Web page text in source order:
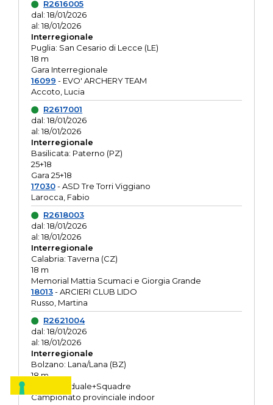
R2616005
dal: 18/01/2026
al: 18/01/2026
Interregionale
Puglia: San Cesario di Lecce (LE)
18 m
Gara Interregionale
16099 - EVO' ARCHERY TEAM
Accoto, Lucia
R2617001
dal: 18/01/2026
al: 18/01/2026
Interregionale
Basilicata: Paterno (PZ)
25+18
Gara 25+18
17030- ASD Tre Torri Viggiano
Larocca, Fabio
R2618003
dal: 18/01/2026
al: 18/01/2026
Interregionale
Calabria: Taverna (CZ)
18 m
Memorial Mattia Scumaci e Giorgia Grande
18013- ARCIERI CLUB LIDO
Russo, Martina
R2621004
dal: 18/01/2026
al: 18/01/2026
Interregionale
Bolzano: Lana/Lana (BZ)
18 m
O.R. Individuale+Squadre
Campionato provinciale indoor